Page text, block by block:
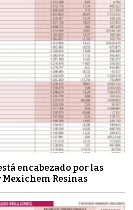
encabezado por las
Mexichem Resinas